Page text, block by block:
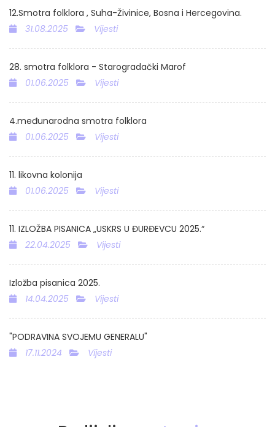
12.Smotra folklora , Suha-Živinice, Bosna i Hercegovina.
31.08.2025
Vijesti
28. smotra folklora - Starogradački Marof
01.06.2025
Vijesti
4.međunarodna smotra folklora
01.06.2025
Vijesti
11. likovna kolonija
01.06.2025
Vijesti
11. IZLOŽBA PISANICA „USKRS U ĐURĐEVCU 2025.“
22.04.2025
Vijesti
Izložba pisanica 2025.
14.04.2025
Vijesti
"PODRAVINA SVOJEMU GENERALU"
17.11.2024
Vijesti